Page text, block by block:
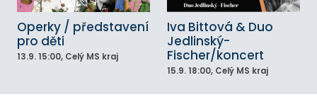
Operky / představení
pro děti
13.9. 15:00, Celý MS kraj
Iva Bittová & Duo
Jedlinský-
Fischer/koncert
15.9. 18:00, Celý MS kraj